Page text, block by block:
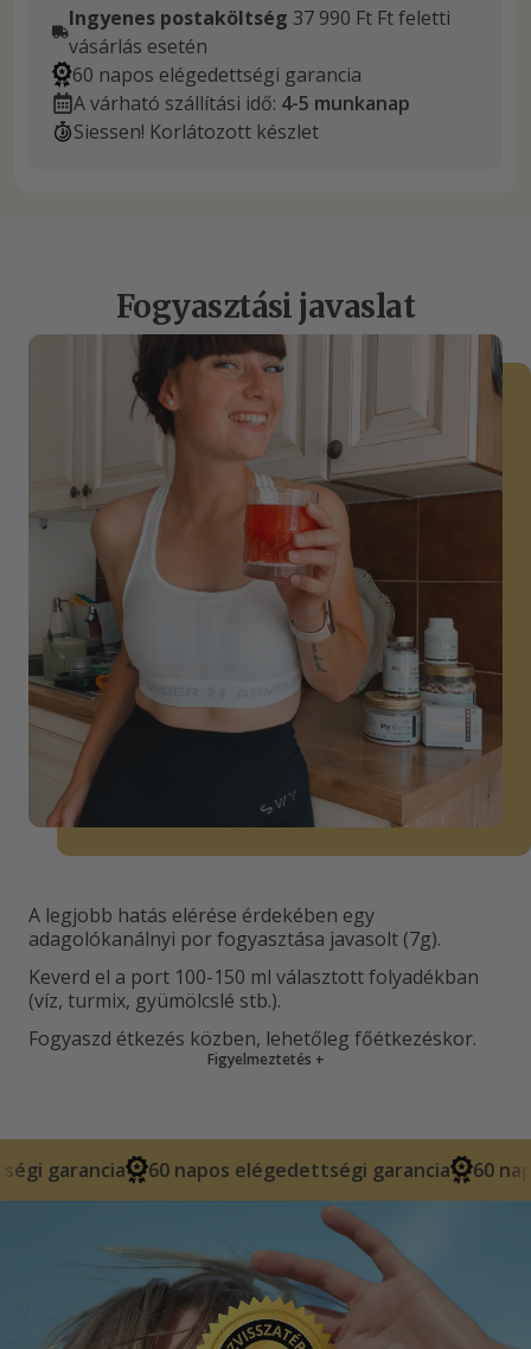
Ingyenes postaköltség 37 990 Ft Ft feletti
vásárlás esetén
60 napos elégedettségi garancia
A várható szállítási idő: 4-5 munkanap
Siessen! Korlátozott készlet
Fogyasztási javaslat
A legjobb hatás elérése érdekében egy
adagolókanálnyi por fogyasztása javasolt (7g).
Keverd el a port 100-150 ml választott folyadékban
(víz, turmix, gyümölcslé stb.).
Fogyaszd étkezés közben, lehetőleg főétkezéskor.
Figyelmeztetés +
60 napos elégedettségi garancia 60 napos